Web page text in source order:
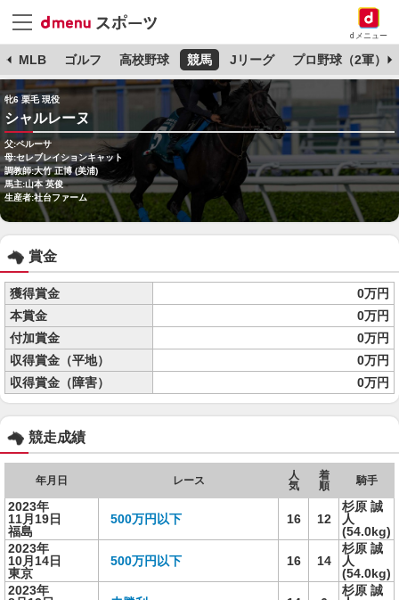
dメニュー
MLB ゴルフ 高校野球 競馬 Jリーグ プロ野球（2軍）
牝6 栗毛 現役
シャルレーヌ
父:ペルーサ
母:セレブレイションキャット
調教師:大竹 正博 (美浦)
馬主:山本 英俊
生産者:社台ファーム
賞金
獲得賞金
0万円
本賞金
0万円
付加賞金
0万円
収得賞金（平地）
0万円
収得賞金（障害）
0万円
競走成績
年月日 レース
人
気
着
順
騎手
2023年
11月19日
福島
500万円以下 16 12
杉原 誠
人
(54.0kg)
2023年
10月14日
東京
500万円以下 16 14
杉原 誠
人
(54.0kg)
2023年
杉原 誠